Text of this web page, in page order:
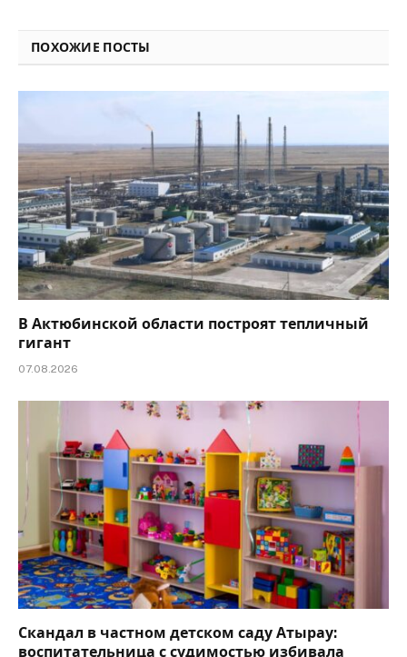
ПОХОЖИЕ ПОСТЫ
В Актюбинской области построят тепличный
гигант
07.08.2026
Скандал в частном детском саду Атырау:
воспитательница с судимостью избивала